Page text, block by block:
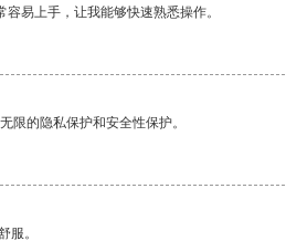
易上手，让我能够快速熟悉操作。
限的隐私保护和安全性保护。
服。